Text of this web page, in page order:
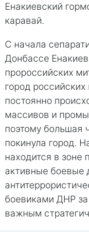
Енакиевский
каравай.
С начала
Донбассе
пророссийских
город
постоянно
массивов и
поэтому большая
покинула город.
находится в зоне
активные боевые
боевиками ДНР
важным